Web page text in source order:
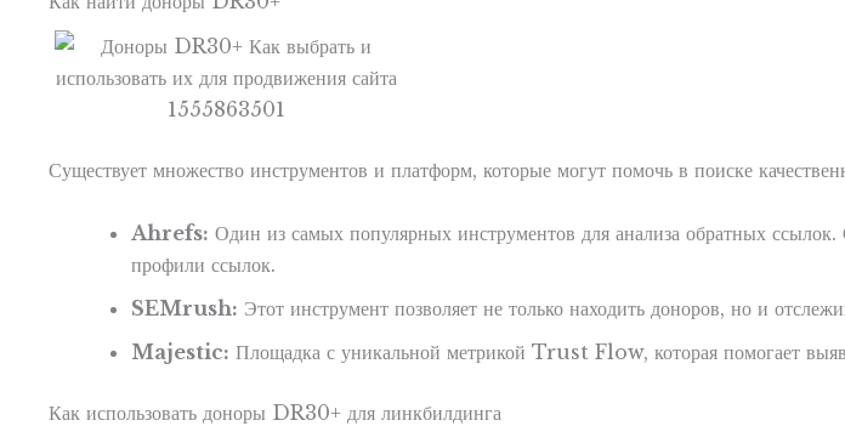
Существует множество инструментов и платформ, которые могут помочь в поиске
Ahrefs: Один из самых популярных инструментов для анализа обратных
профили ссылок.
SEMrush: Этот инструмент позволяет не только находить доноров, но и
Majestic: Площадка с уникальной метрикой Trust Flow, которая помогает
Как использовать доноры DR30+ для линкбилдинга